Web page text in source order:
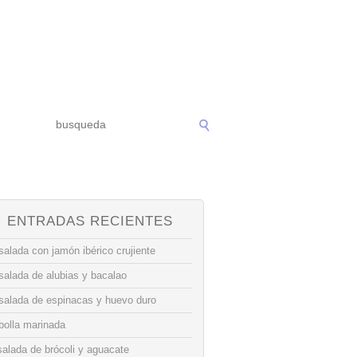
ENTRADAS RECIENTES
con jamón ibérico crujiente
de alubias y bacalao
de espinacas y huevo duro
marinada
de brócoli y aguacate